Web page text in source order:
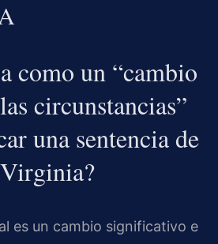
como un “cambio
circunstancias”
una sentencia de
es un cambio significativo e